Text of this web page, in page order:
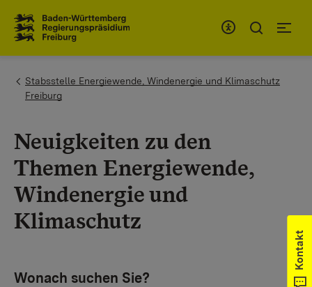
You are here:
Stabsstelle Energiewende, Windenergie und Klimaschutz
Freiburg
Neuigkeiten zu den
Themen Energiewende,
Windenergie und
Klimaschutz
Kontakt
Wonach suchen Sie?